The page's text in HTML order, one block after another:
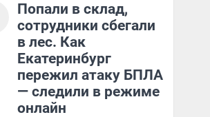
Попали в склад,
сотрудники сбегали
в лес. Как
Екатеринбург
пережил атаку БПЛА
— следили в режиме
онлайн